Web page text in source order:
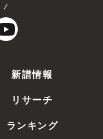
新譜情報
リサーチ
ランキング